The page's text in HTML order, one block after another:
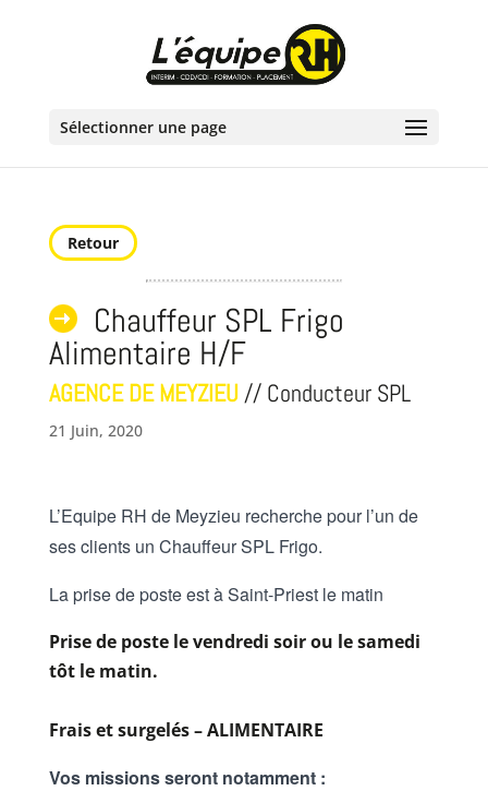
Sélectionner une page
Retour
Chauffeur SPL Frigo
Alimentaire H/F
AGENCE DE MEYZIEU// Conducteur SPL
21 Juin, 2020
L’Equipe RH de Meyzieu recherche pour l’un de
ses clients un Chauffeur SPL Frigo.
La prise de poste est à Saint-Priest le matin
Prise de poste le vendredi soir ou le samedi
tôt le matin.
Frais et surgelés – ALIMENTAIRE
Vos missions seront notamment :